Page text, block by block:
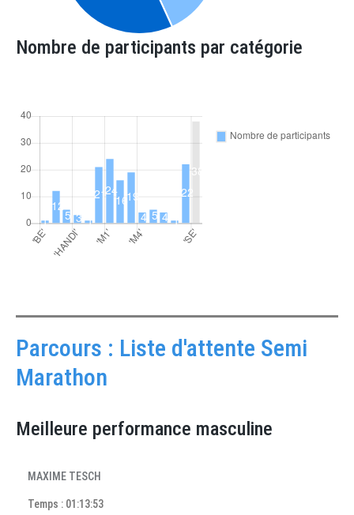
Nombre de participants par catégorie
Parcours : Liste d'attente Semi
Marathon
Meilleure performance masculine
MAXIME TESCH
Temps : 01:13:53